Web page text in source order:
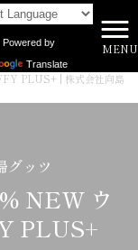
Powered by
Translate
MENU
>
PLUS+ | 株式会社向島
ッツ
NEW ウ
PLUS+